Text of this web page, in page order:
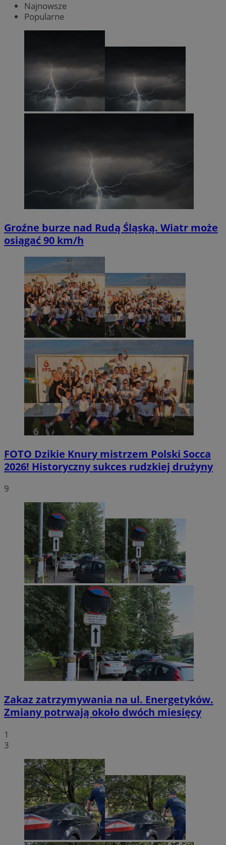
Najnowsze
Popularne
Groźne burze nad Rudą Śląską. Wiatr może
osiągać 90 km/h
FOTO Dzikie Knury mistrzem Polski Socca
2026! Historyczny sukces rudzkiej drużyny
9
Zakaz zatrzymywania na ul. Energetyków.
Zmiany potrwają około dwóch miesięcy
1
3